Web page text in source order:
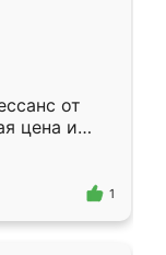
от
цена и
1